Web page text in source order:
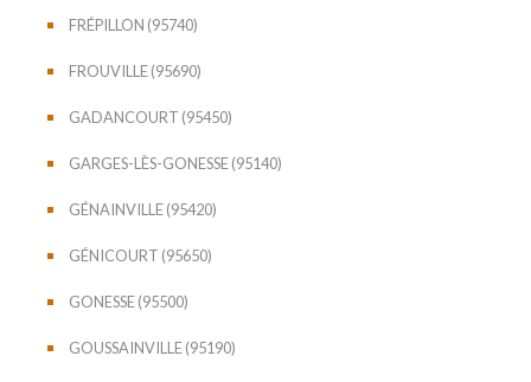
FRÉPILLON (95740)
FROUVILLE (95690)
GADANCOURT (95450)
GARGES-LÈS-GONESSE (95140)
GÉNAINVILLE (95420)
GÉNICOURT (95650)
GONESSE (95500)
GOUSSAINVILLE (95190)